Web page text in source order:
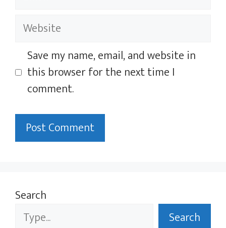
Website
Save my name, email, and website in
this browser for the next time I
comment.
Search
Search